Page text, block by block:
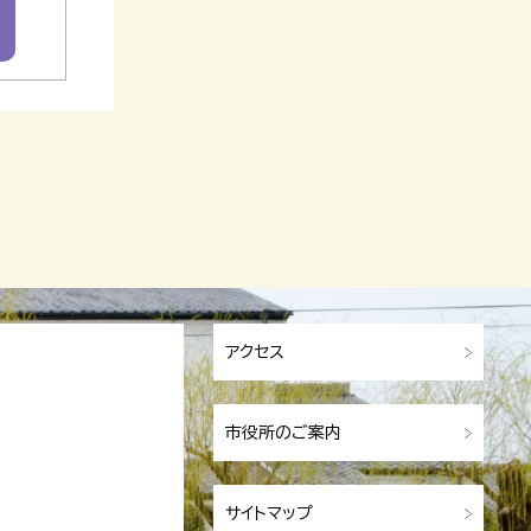
アクセス
市役所のご案内
サイトマップ